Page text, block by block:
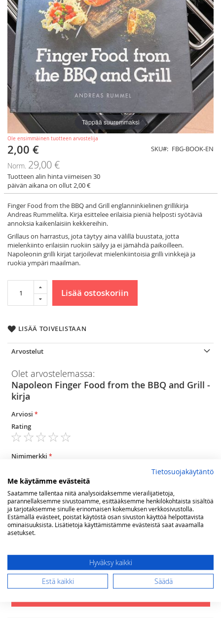
Ole ensimmäinen tuotteen arvostelija
Tarjoushinta
2,00 €
Norm. 29,00 €
Tuotteen alin hinta viimeisen 30
päivän aikana on ollut 2,00 €
SKU FBG-BOOK-EN
Finger Food from the BBQ and Grill englanninkielinen grillikirja
Andreas Rummelilta. Kirja esittelee erilaisia pieniä helposti syötäviä
annoksia kaikenlaisiin kekkereihin.
Grillaus on harrastus, jota täytyy aina välillä buustata, jotta
mielenkiinto erilaisiin ruokiin säilyy ja ei jämähdä paikoilleen.
Napoleonin grilli kirjat tarjoilevat mielenkiintoisia grilli vinkkejä ja
ruokia ympäri maailman.
Lisää ostoskoriin
LISÄÄ TOIVELISTAAN
Täppää suuremmaksi
Arvostelut
Olet arvostelemassa:
Napoleon Finger Food from the BBQ and Grill -
kirja
Arviosi
Rating
star
stars
stars
stars
stars
Nimimerkki
Yhteenveto
Arvostelu
Tietosuojakäytäntö
Me käytämme evästeitä
Saatamme tallentaa niitä analysoidaksemme vierailijatietoja,
parannellaksemme sivustoamme, esittääksemme henkilökohtaista sisältöä
ja tarjotaksemme sinulle erinomaisen kokemuksen verkkosivustolla.
Estämällä evästeet, poistat käytöstä osan sivuston käyttöä helpottavista
ominaisuuksista. Lisätietoja käyttämistämme evästeistä saat avaamalla
asetukset.
Hyväksy kaikki
Estä kaikki Säädä